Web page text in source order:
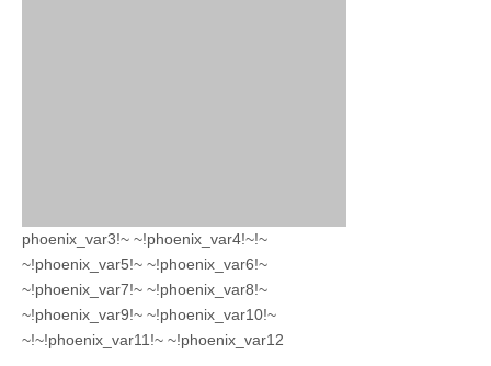
~!phoenix_var3!~ ~!phoenix_var4!~
~!phoenix_var5!~ ~!phoenix_var6!~
~!phoenix_var7!~ ~!phoenix_var8!~
~!phoenix_var9!~ ~!phoenix_var10!~
~!phoenix_var11!~ ~!phoenix_var12!~